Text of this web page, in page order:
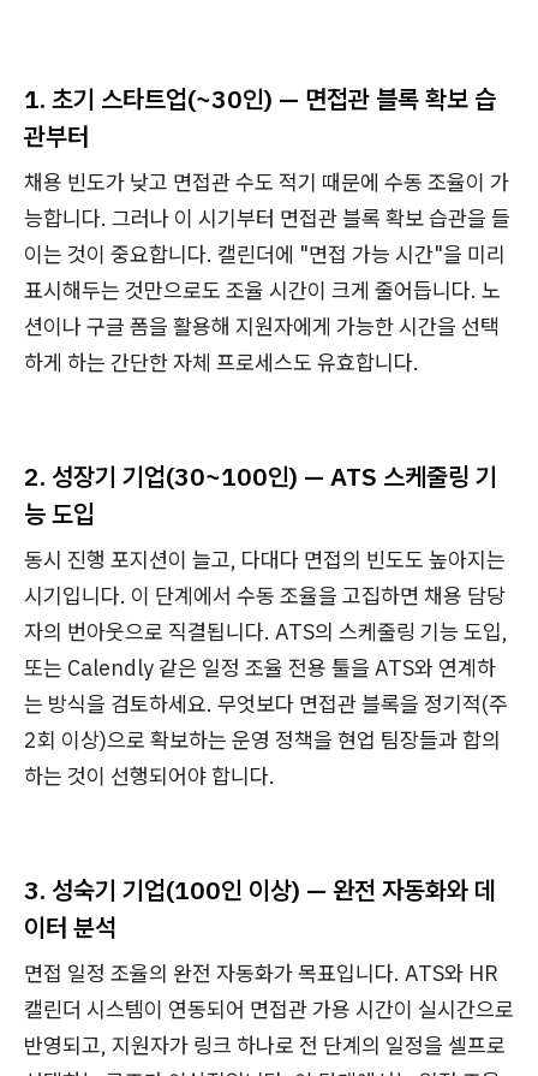
1. 초기 스타트업(~30인) — 면접관 블록 확보 습
관부터
채용 빈도가 낮고 면접관 수도 적기 때문에 수동 조율이 가
능합니다. 그러나 이 시기부터 면접관 블록 확보 습관을 들
이는 것이 중요합니다. 캘린더에 "면접 가능 시간"을 미리
표시해두는 것만으로도 조율 시간이 크게 줄어듭니다. 노
션이나 구글 폼을 활용해 지원자에게 가능한 시간을 선택
하게 하는 간단한 자체 프로세스도 유효합니다.
2. 성장기 기업(30~100인) — ATS 스케줄링 기
능 도입
동시 진행 포지션이 늘고, 다대다 면접의 빈도도 높아지는
시기입니다. 이 단계에서 수동 조율을 고집하면 채용 담당
자의 번아웃으로 직결됩니다. ATS의 스케줄링 기능 도입,
또는 Calendly 같은 일정 조율 전용 툴을 ATS와 연계하
는 방식을 검토하세요. 무엇보다 면접관 블록을 정기적(주
2회 이상)으로 확보하는 운영 정책을 현업 팀장들과 합의
하는 것이 선행되어야 합니다.
3. 성숙기 기업(100인 이상) — 완전 자동화와 데
이터 분석
면접 일정 조율의 완전 자동화가 목표입니다. ATS와 HR
캘린더 시스템이 연동되어 면접관 가용 시간이 실시간으로
반영되고, 지원자가 링크 하나로 전 단계의 일정을 셀프로